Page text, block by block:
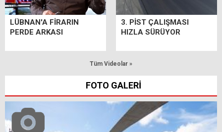
LÜBNAN'A FİRARIN
PERDE ARKASI
3. PİST ÇALIŞMASI
HIZLA SÜRÜYOR
Tüm Videolar »
FOTO GALERİ